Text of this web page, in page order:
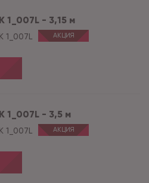
1_007L - 3,15 м
1_007L АКЦИЯ
1_007L - 3,5 м
1_007L АКЦИЯ